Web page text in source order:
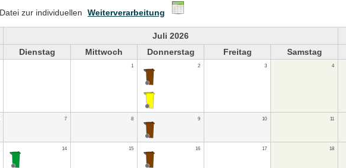
zur individuellen
Weiterverarbeitung
Juli 2026
Dienstag Mittwoch Donnerstag Freitag Samstag
1 2 3 4
7 8 9 10 11
14 15 16 17 18